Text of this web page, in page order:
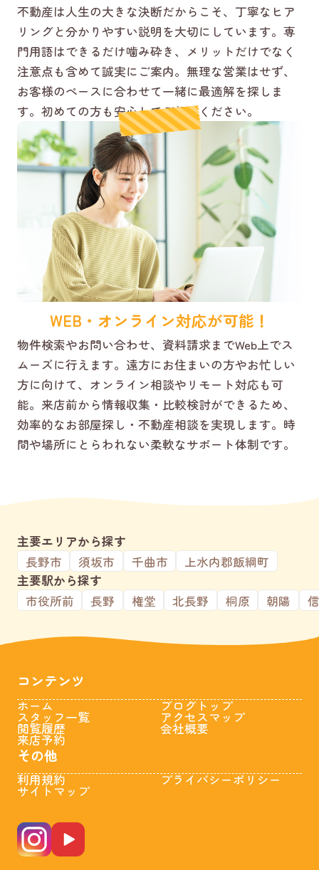
不動産は人生の大きな決断だからこそ、丁寧なヒア
リングと分かりやすい説明を大切にしています。専
門用語はできるだけ噛み砕き、メリットだけでなく
注意点も含めて誠実にご案内。無理な営業はせず、
お客様のペースに合わせて一緒に最適解を探しま
す。初めての方も安心してご相談ください。
WEB・オンライン対応が可能！
物件検索やお問い合わせ、資料請求までWeb上でス
ムーズに行えます。遠方にお住まいの方やお忙しい
方に向けて、オンライン相談やリモート対応も可
能。来店前から情報収集・比較検討ができるため、
効率的なお部屋探し・不動産相談を実現します。時
間や場所にとらわれない柔軟なサポート体制です。
主要エリアから探す
長野市
須坂市 千曲市
上水内郡飯綱町
主要駅から探す
市役所前
長野 権堂 北長野 桐原 朝陽
コンテンツ
ホーム
スタッフ一覧
閲覧履歴
来店予約
ブログトップ
アクセスマップ
会社概要
その他
利用規約
サイトマップ
プライバシーポリシー